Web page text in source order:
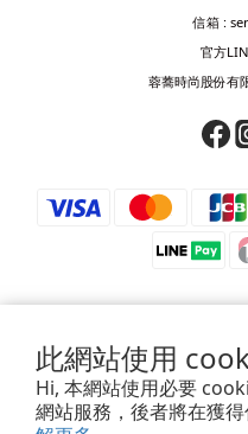
此網站使用
Hi, 本網站使用必要
網站服務，後者將在獲
信箱 :
官方
蓉蕎時尚股份有
⚠️ 防
若接獲來電要求匯款、轉帳、儲
如對訂單、付款或帳號有疑慮